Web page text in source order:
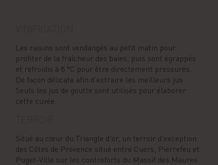
Les raisins sont vendangés au petit matin pour
profiter de la fraîcheur des baies, puis sont égrappés
et refroidis à 8 °C pour être directement pressurés.
De façon délicate afin d’extraire les meilleurs jus.
Seuls les jus de goutte sont utilisés pour élaborer
cette cuvée.
Situé au cœur du Triangle d'or, un terroir d'exception
des Côtes de Provence situé entre Cuers, Pierrefeu et
Puget-Ville sur les contreforts du Massif des Maures.